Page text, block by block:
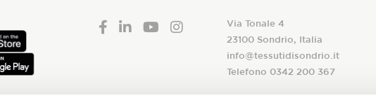
Via Tonale 4
23100 Sondrio, Italia
info@tessutidisondrio.it
Telefono 0342 200 367